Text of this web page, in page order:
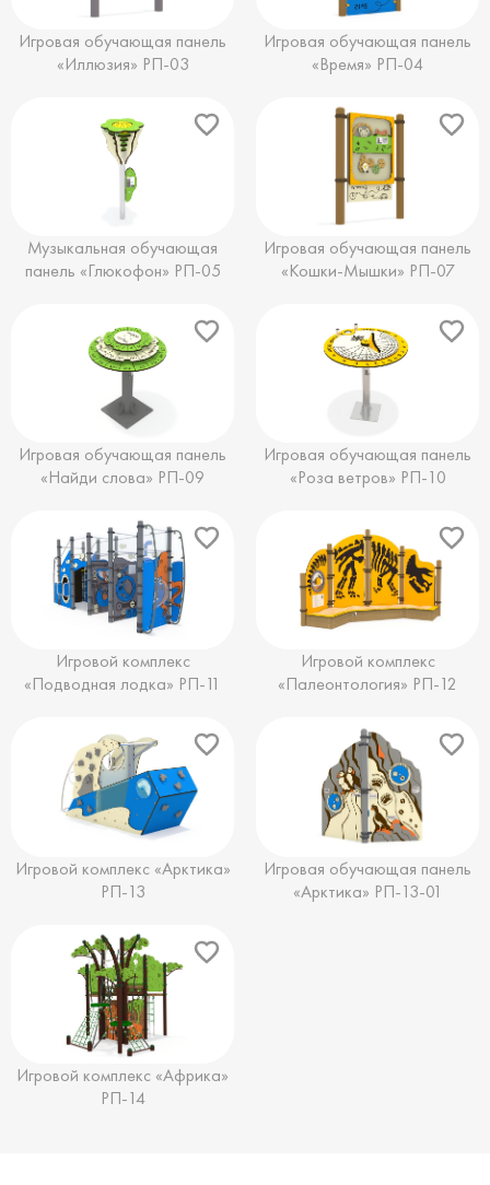
Игровая обучающая панель
«Иллюзия» РП-03
Игровая обучающая панель
«Время» РП-04
Музыкальная обучающая
панель «Глюкофон» РП-05
Игровая обучающая панель
«Кошки-Мышки» РП-07
Игровая обучающая панель
«Найди слова» РП-09
Игровая обучающая панель
«Роза ветров» РП-10
Игровой комплекс
«Подводная лодка» РП-11
Игровой комплекс
«Палеонтология» РП-12
Игровой комплекс «Арктика»
РП-13
Игровая обучающая панель
«Арктика» РП-13-01
Игровой комплекс «Африка»
РП-14